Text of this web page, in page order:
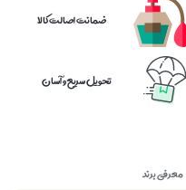
ضمانت اصالت کالا
تحویل سریع و آسان
معرفی برند